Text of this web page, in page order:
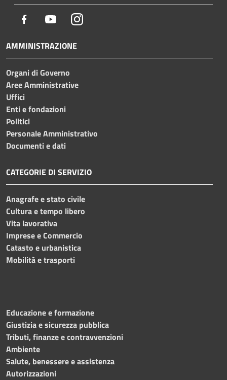
Facebook YoutubeInstagram
AMMINISTRAZIONE
Organi di Governo
Aree Amministrative
Uffici
Enti e fondazioni
Politici
Personale Amministrativo
Documenti e dati
CATEGORIE DI SERVIZIO
Anagrafe e stato civile
Cultura e tempo libero
Vita lavorativa
Imprese e Commercio
Catasto e urbanistica
Mobilità e trasporti
Educazione e formazione
Giustizia e sicurezza pubblica
Tributi, finanze e contravvenzioni
Ambiente
Salute, benessere e assistenza
Autorizzazioni